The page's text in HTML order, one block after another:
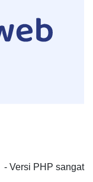
- Versi PHP sangat